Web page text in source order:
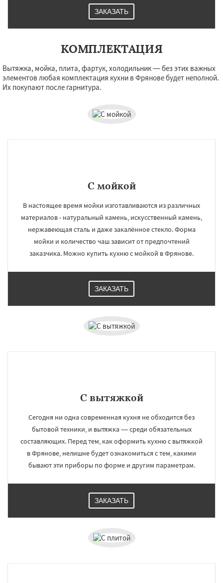
Черусти
ЗАКАЗАТЬ
КОМПЛЕКТАЦИЯ
Вытяжка, мойка, плита, фартук, холодильник — без этих важных
элементов любая комплектация кухни в Фрянове будет неполной.
Их покупают после гарнитура.
С мойкой
В настоящее время мойки изготавливаются из различных
материалов - натуральный камень, искусственный камень,
нержавеющая сталь и даже закалённое стекло. Форма
мойки и количество чаш зависит от предпочтений
заказчика. Можно купить кухню с мойкой в Фрянове.
ЗАКАЗАТЬ
С вытяжкой
Сегодня ни одна современная кухня не обходится без
бытовой техники, и вытяжка — среди обязательных
составляющих. Перед тем, как оформить кухню с вытяжкой
в Фрянове, нелишне будет ознакомиться с тем, какими
бывают эти приборы по форме и другим параметрам.
ЗАКАЗАТЬ
Даю согласие на обработку персональных данных